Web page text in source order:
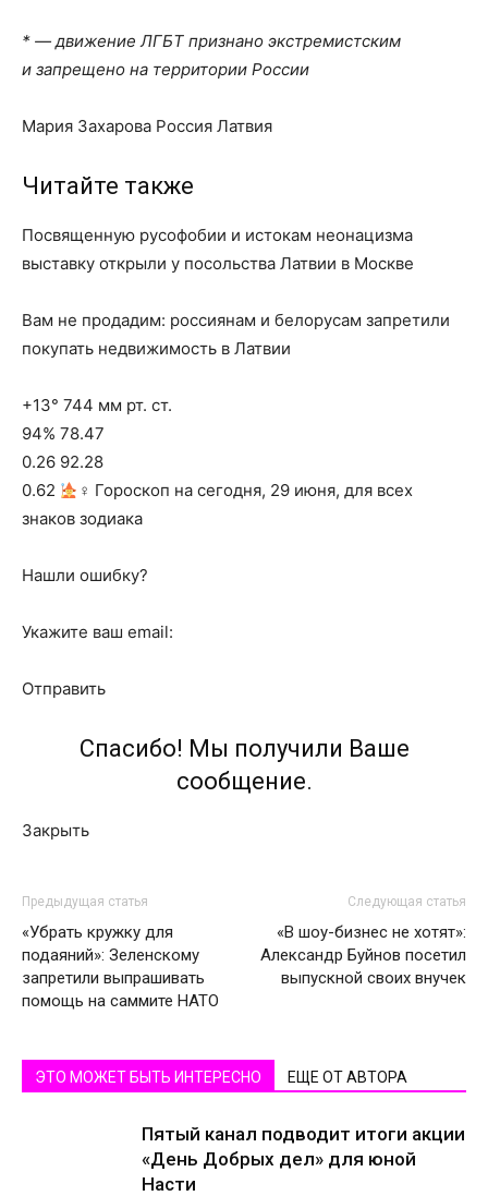
* — движение ЛГБТ признано экстремистским
и запрещено на территории России
Мария Захарова Россия Латвия
Читайте также
Посвященную русофобии и истокам неонацизма
выставку открыли у посольства Латвии в Москве
Вам не продадим: россиянам и белорусам запретили
покупать недвижимость в Латвии
+13° 744 мм рт. ст.
94% 78.47
0.26 92.28
0.62
‍♀ Гороскоп на сегодня, 29 июня, для всех
знаков зодиака
Нашли ошибку?
Укажите ваш email:
Отправить
Спасибо! Мы получили Ваше
сообщение.
Закрыть
Предыдущая статья
«Убрать кружку для
подаяний»: Зеленскому
запретили выпрашивать
помощь на саммите НАТО
Следующая статья
«В шоу-бизнес не хотят»:
Александр Буйнов посетил
выпускной своих внучек
ЭТО МОЖЕТ БЫТЬ ИНТЕРЕСНО ЕЩЕ ОТ АВТОРА
Пятый канал подводит итоги акции
«День Добрых дел» для юной
Насти